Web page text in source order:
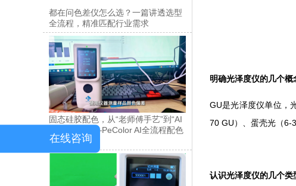
都在问色差仪怎么选？一篇讲透选型
全流程，精准匹配行业需求
固态硅胶配色，从“老师傅手艺”到“AI
一键出方”——PeColor AI全流程配色
方案解析
明确光泽度仪的几个概
GU是光泽度仪单位，
70 GU）、蛋壳光（6-
认识光泽度仪的几个类
在线咨询